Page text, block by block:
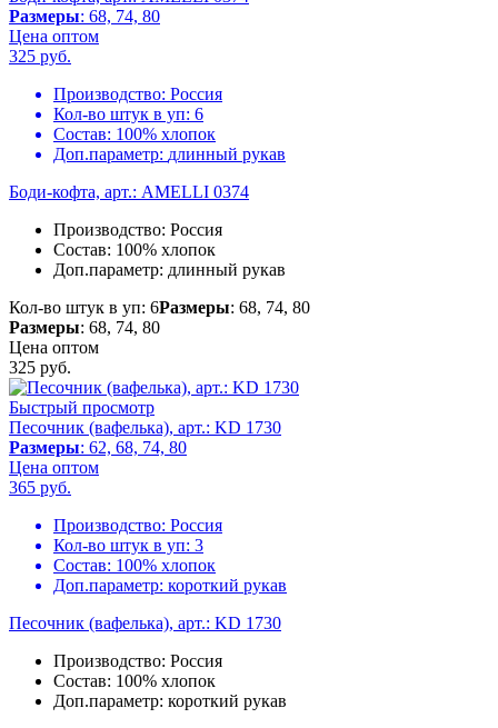
Размеры: 68, 74, 80
Цена оптом
325 руб.
Производство: Россия
Кол-во штук в уп: 6
Состав: 100% хлопок
Доп.параметр: длинный рукав
Боди-кофта, арт.: AMELLI 0374
Производство: Россия
Состав: 100% хлопок
Доп.параметр: длинный рукав
Кол-во штук в уп: 6Размеры: 68, 74, 80
Размеры: 68, 74, 80
Цена оптом
325 руб.
Быстрый просмотр
Песочник (вафелька), арт.: KD 1730
Размеры: 62, 68, 74, 80
Цена оптом
365 руб.
Производство: Россия
Кол-во штук в уп: 3
Состав: 100% хлопок
Доп.параметр: короткий рукав
Песочник (вафелька), арт.: KD 1730
Производство: Россия
Состав: 100% хлопок
Доп.параметр: короткий рукав